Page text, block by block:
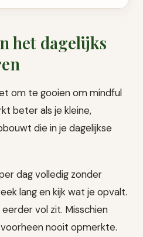
het dagelijks
om te gooien om mindful
beter als je kleine,
die in je dagelijkse
dag volledig zonder
lang en kijk wat je opvalt.
vol zit. Misschien
nooit opmerkte.